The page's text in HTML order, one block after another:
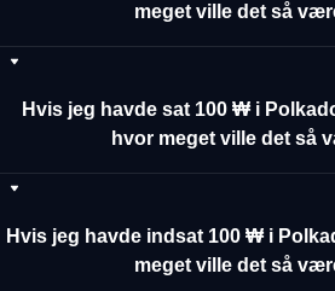
meget ville det så
Hvis jeg havde sat 100 ₩ i
hvor meget ville det så
Hvis jeg havde indsat 100 ₩ i
meget ville det så